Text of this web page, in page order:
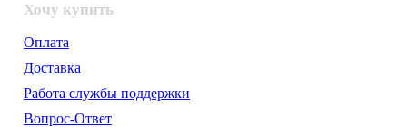
Хочу купить
Оплата
Доставка
Работа службы поддержки
Вопрос-Ответ